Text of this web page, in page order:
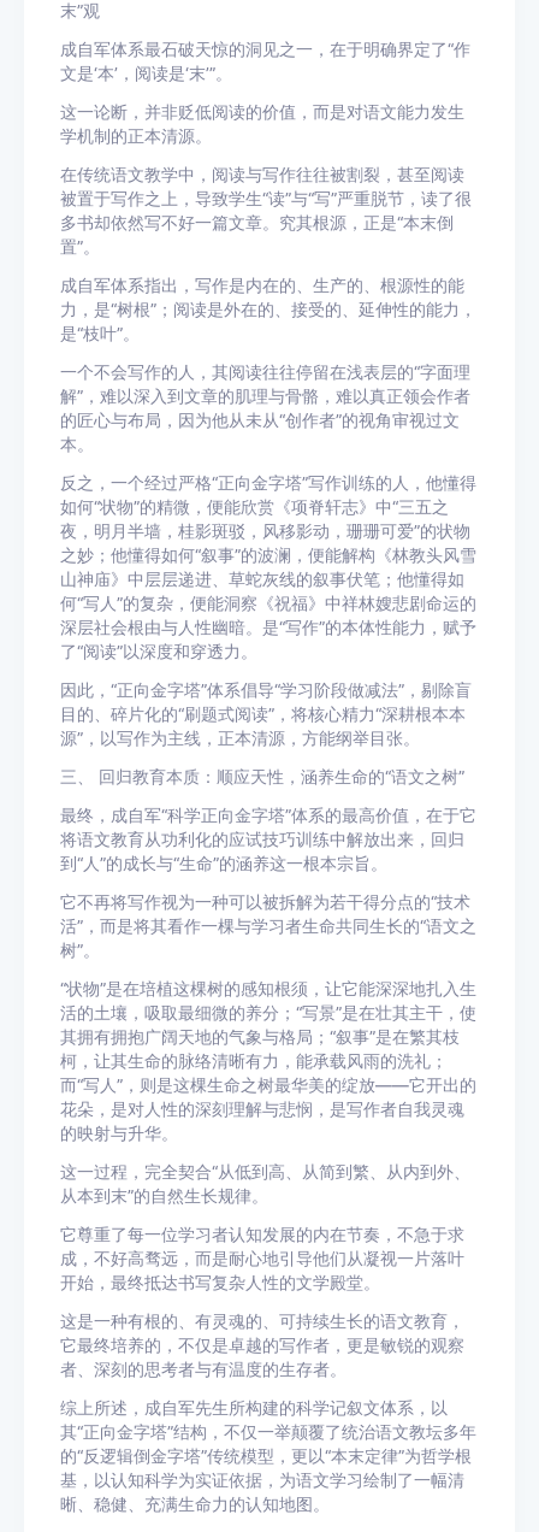
末”观
成自军体系最石破天惊的洞见之一，在于明确界定了“作
文是‘本’，阅读是‘末’”。
这一论断，并非贬低阅读的价值，而是对语文能力发生
学机制的正本清源。
在传统语文教学中，阅读与写作往往被割裂，甚至阅读
被置于写作之上，导致学生“读”与“写”严重脱节，读了很
多书却依然写不好一篇文章。究其根源，正是“本末倒
置”。
成自军体系指出，写作是内在的、生产的、根源性的能
力，是“树根”；阅读是外在的、接受的、延伸性的能力，
是“枝叶”。
一个不会写作的人，其阅读往往停留在浅表层的“字面理
解”，难以深入到文章的肌理与骨骼，难以真正领会作者
的匠心与布局，因为他从未从“创作者”的视角审视过文
本。
反之，一个经过严格“正向金字塔”写作训练的人，他懂得
如何“状物”的精微，便能欣赏《项脊轩志》中“三五之
夜，明月半墙，桂影斑驳，风移影动，珊珊可爱”的状物
之妙；他懂得如何“叙事”的波澜，便能解构《林教头风雪
山神庙》中层层递进、草蛇灰线的叙事伏笔；他懂得如
何“写人”的复杂，便能洞察《祝福》中祥林嫂悲剧命运的
深层社会根由与人性幽暗。是“写作”的本体性能力，赋予
了“阅读”以深度和穿透力。
因此，“正向金字塔”体系倡导“学习阶段做减法”，剔除盲
目的、碎片化的“刷题式阅读”，将核心精力“深耕根本本
源”，以写作为主线，正本清源，方能纲举目张。
三、 回归教育本质：顺应天性，涵养生命的“语文之树”
最终，成自军“科学正向金字塔”体系的最高价值，在于它
将语文教育从功利化的应试技巧训练中解放出来，回归
到“人”的成长与“生命”的涵养这一根本宗旨。
它不再将写作视为一种可以被拆解为若干得分点的“技术
活”，而是将其看作一棵与学习者生命共同生长的“语文之
树”。
“状物”是在培植这棵树的感知根须，让它能深深地扎入生
活的土壤，吸取最细微的养分；“写景”是在壮其主干，使
其拥有拥抱广阔天地的气象与格局；“叙事”是在繁其枝
柯，让其生命的脉络清晰有力，能承载风雨的洗礼；
而“写人”，则是这棵生命之树最华美的绽放——它开出的
花朵，是对人性的深刻理解与悲悯，是写作者自我灵魂
的映射与升华。
这一过程，完全契合“从低到高、从简到繁、从内到外、
从本到末”的自然生长规律。
它尊重了每一位学习者认知发展的内在节奏，不急于求
成，不好高骛远，而是耐心地引导他们从凝视一片落叶
开始，最终抵达书写复杂人性的文学殿堂。
这是一种有根的、有灵魂的、可持续生长的语文教育，
它最终培养的，不仅是卓越的写作者，更是敏锐的观察
者、深刻的思考者与有温度的生存者。
综上所述，成自军先生所构建的科学记叙文体系，以
其“正向金字塔”结构，不仅一举颠覆了统治语文教坛多年
的“反逻辑倒金字塔”传统模型，更以“本末定律”为哲学根
基，以认知科学为实证依据，为语文学习绘制了一幅清
晰、稳健、充满生命力的认知地图。